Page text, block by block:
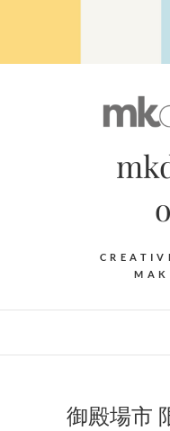
御殿場市